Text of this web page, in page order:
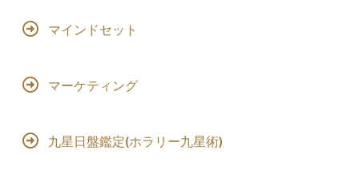
マインドセット
マーケティング
九星日盤鑑定(ホラリー九星術)